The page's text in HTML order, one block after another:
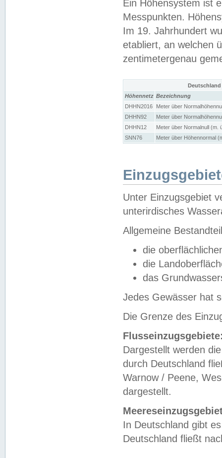
Ein Höhensystem ist
Messpunkten.
Im 19. Jahrhundert
etabliert, an welchen
zentimetergenau
Höhennetz Bezeichnung
DHHN2016
Meter über
DHHN92
Meter über
DHHN12
Meter über Normalnull (m.
SNN76
Meter über Höhennormal
Unter Einzugsgebiet
unterirdisches
Allgemeine
die
die
das
Jedes Gewässer hat
Die Grenze des
Dargestellt werden
durch Deutschland
Warnow / Peene,
dargestellt.
In Deutschland gibt
Deutschland fließt